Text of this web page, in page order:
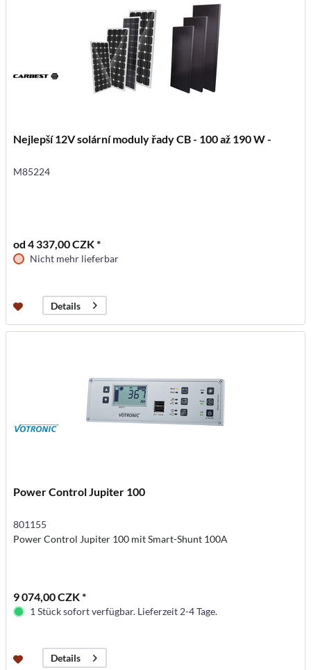
Nejlepší 12V solární moduly řady CB - 100 až 190 W -
M85224
od 4 337,00 CZK *
Nicht mehr lieferbar
Details
Power Control Jupiter 100
801155
Power Control Jupiter 100 mit Smart-Shunt 100A
9 074,00 CZK *
1 Stück sofort verfügbar. Lieferzeit 2-4 Tage.
Details